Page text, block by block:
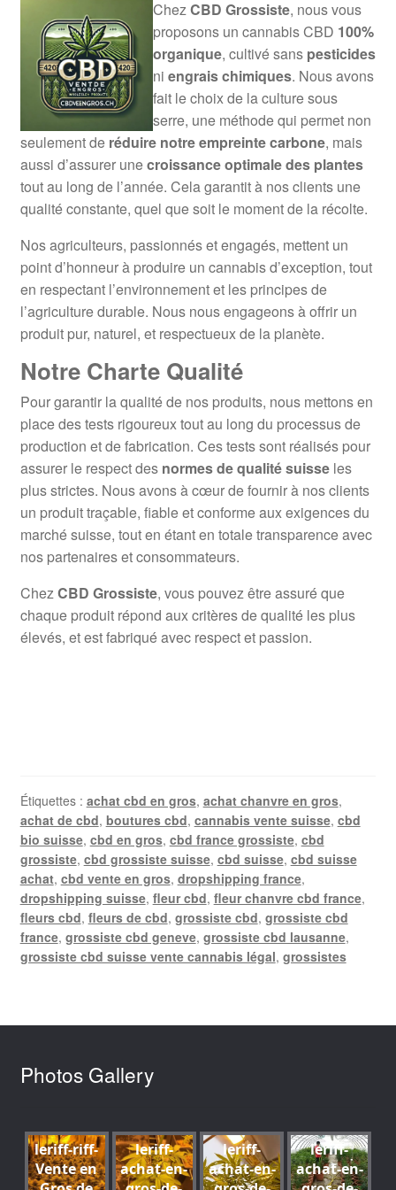
ChezCBD Grossiste, nous vous
proposons un cannabis CBD 100%
organique, cultivé sans pesticides
ni engrais chimiques. Nous avons
fait le choix de la culture sous
serre, une méthode qui permet non
seulement de réduire notre empreinte carbone, mais
aussi d’assurer unecroissance optimale des plantes
tout au long de l’année. Cela garantit à nos clients une
qualité constante, quel que soit le moment de la récolte.
Nos agriculteurs, passionnés et engagés, mettent un
point d’honneur à produire un cannabis d’exception, tout
en respectant l’environnement et les principes de
l’agriculture durable. Nous nous engageons à offrir un
produit pur, naturel, et respectueux de la planète.
Notre Charte Qualité
Pour garantir la qualité de nos produits, nous mettons en
place des tests rigoureux tout au long du processus de
production et de fabrication. Ces tests sont réalisés pour
assurer le respect des normes de qualité suisseles
plus strictes. Nous avons à cœur de fournir à nos clients
un produit traçable, fiable et conforme aux exigences du
marché suisse, tout en étant en totale transparence avec
nos partenaires et consommateurs.
ChezCBD Grossiste, vous pouvez être assuré que
chaque produit répond aux critères de qualité les plus
élevés, et est fabriqué avec respect et passion.
Étiquettes : achat cbd en gros, achat chanvre en gros,
achat de cbd, boutures cbd, cannabis vente suisse, cbd
bio suisse, cbd en gros, cbd france grossiste, cbd
grossiste, cbd grossiste suisse, cbd suisse, cbd suisse
achat, cbd vente en gros, dropshipping france,
dropshipping suisse, fleur cbd, fleur chanvre cbd france,
fleurs cbd, fleurs de cbd, grossiste cbd, grossiste cbd
france, grossiste cbd geneve, grossiste cbd lausanne,
grossiste cbd suisse vente cannabis légal, grossistes
Photos Gallery
leriff-riff-
Vente en
leriff-
achat-en-
leriff-
achat-en-
leriff-
achat-en-